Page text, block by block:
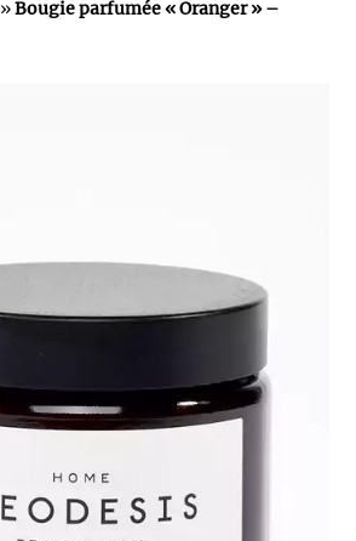
»Bougie parfumée « Oranger » –